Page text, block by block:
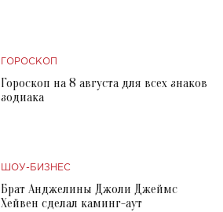
ГОРОСКОП
Гороскоп на 8 августа для всех знаков
зодиака
ШОУ-БИЗНЕС
Брат Анджелины Джоли Джеймс
Хейвен сделал каминг-аут